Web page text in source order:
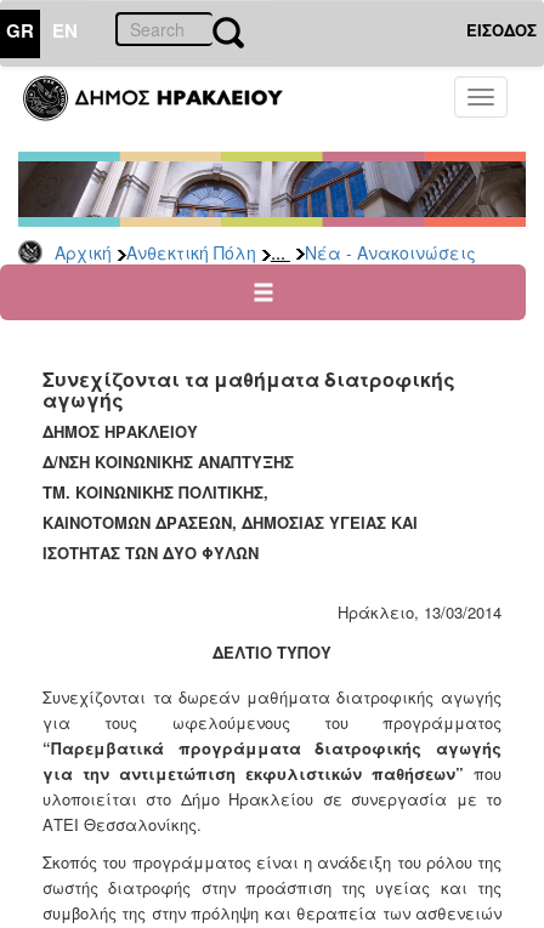
GR EN ΕΙΣΟΔΟΣ
Toggle
Αρχική Ανθεκτική Πόλη ... Νέα - Ανακοινώσεις
ΑΝΘΕΚΤΙΚΗ
ΠΟΛΗ
Κοινωνική
Πολιτική
Νέα
Ανακοινώσεις
για
Οικονομική
Αδυναμία
&
Φυσικές
Καταστροφές
Κέντρα
Κοινοτικής
Απασχόλησης
Παιδιών
(Κ.Δ.Α.Π.)
Κέντρα
Ημερήσιας
Φροντίδας
Ηλικιωμένων
(Κ.Η.Φ.Η.)
Κ.Δ.Α.Π.Α.μεΑ.
Συνεχίζονται τα μαθήματα διατροφικής
αγωγής
ΔΗΜΟΣ ΗΡΑΚΛΕΙΟΥ
Δ/ΝΣΗ ΚΟΙΝΩΝΙΚΗΣ ΑΝΑΠΤΥΞΗΣ
ΤΜ. ΚΟΙΝΩΝΙΚΗΣ ΠΟΛΙΤΙΚΗΣ,
ΚΑΙΝΟΤΟΜΩΝ ΔΡΑΣΕΩΝ, ΔΗΜΟΣΙΑΣ ΥΓΕΙΑΣ ΚΑΙ
ΙΣΟΤΗΤΑΣ ΤΩΝ ΔΥΟ ΦΥΛΩΝ
Ηράκλειο, 13/03/2014
ΔΕΛΤΙΟ ΤΥΠΟΥ
Συνεχίζονται τα δωρεάν μαθήματα διατροφικής αγωγής
για τους ωφελούμενους του προγράμματος
“Παρεμβατικά προγράμματα διατροφικής αγωγής
για την αντιμετώπιση εκφυλιστικών παθήσεων” που
υλοποιείται στο Δήμο Ηρακλείου σε συνεργασία με το
ΑΤΕΙ Θεσσαλονίκης.
Σκοπός του προγράμματος είναι η ανάδειξη του ρόλου της
σωστής διατροφής στην προάσπιση της υγείας και της
συμβολής της στην πρόληψη και θεραπεία των ασθενειών